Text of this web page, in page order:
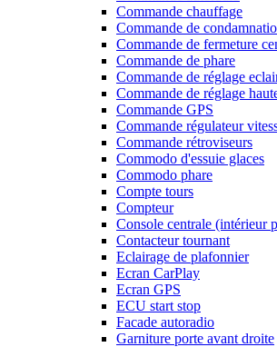
Commande chauffage
Commande de
Commande de fermeture
Commande de phare
Commande de réglage
Commande de réglage
Commande GPS
Commande régulateur
Commande rétroviseurs
Commodo d'essuie glaces
Commodo phare
Compte tours
Compteur
Console centrale (intérieur
Contacteur tournant
Eclairage de plafonnier
Ecran CarPlay
Ecran GPS
ECU start stop
Facade autoradio
Garniture porte avant droite